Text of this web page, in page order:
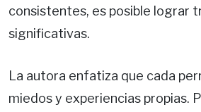
consistentes, es posible lograr
significativas.
La autora enfatiza que cada
miedos y experiencias propias.